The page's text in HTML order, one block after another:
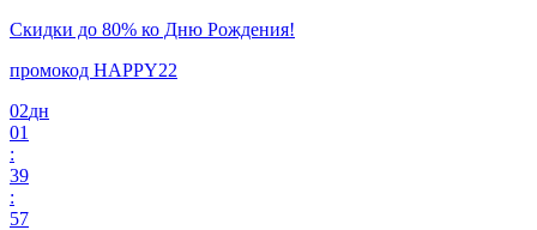
Скидки до 80% ко Дню Рождения!
промокод HAPPY22
02дн
01
:
39
:
57